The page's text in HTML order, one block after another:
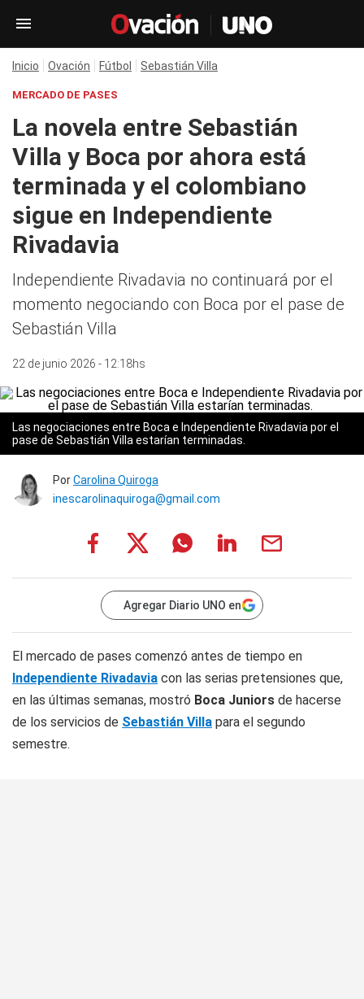
Inicio Ovación Fútbol Sebastián Villa
MERCADO DE PASES
La novela entre Sebastián
Villa y Boca por ahora está
terminada y el colombiano
sigue en Independiente
Rivadavia
Independiente Rivadavia no continuará por el
momento negociando con Boca por el pase de
Sebastián Villa
22 de junio 2026 - 12:18hs
Las negociaciones entre Boca e Independiente Rivadavia por el
pase de Sebastián Villa estarían terminadas.
PorCarolina Quiroga
inescarolinaquiroga@gmail.com
Agregar Diario UNO en
El mercado de pases comenzó antes de tiempo en
Independiente Rivadavia con las serias pretensiones que,
en las últimas semanas, mostró Boca Juniors de hacerse
de los servicios de Sebastián Villa para el segundo
semestre.